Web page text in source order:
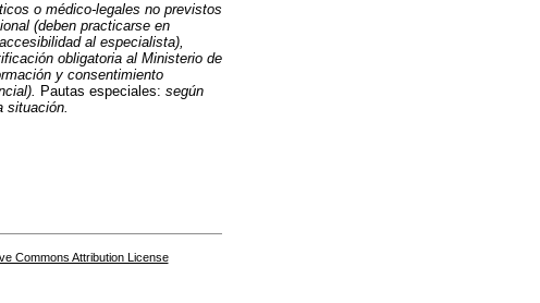
o médico-legales no previstos
(deben practicarse en
al especialista),
obligatoria al Ministerio de
y consentimiento
Pautas especiales: según
situación.
Commons Attribution License